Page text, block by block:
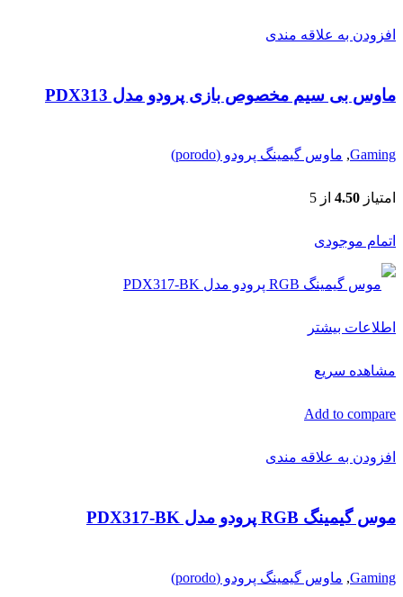
افزودن به علاقه مندی
ماوس بی سیم مخصوص بازی پرودو مدل PDX313
Gaming
, ماوس گیمینگ پرودو (porodo)
امتیاز 4.50 از 5
اتمام موجودی
اطلاعات بیشتر
مشاهده سریع
Add to compare
افزودن به علاقه مندی
موس گیمینگ RGB پرودو مدل PDX317-BK
Gaming
, ماوس گیمینگ پرودو (porodo)